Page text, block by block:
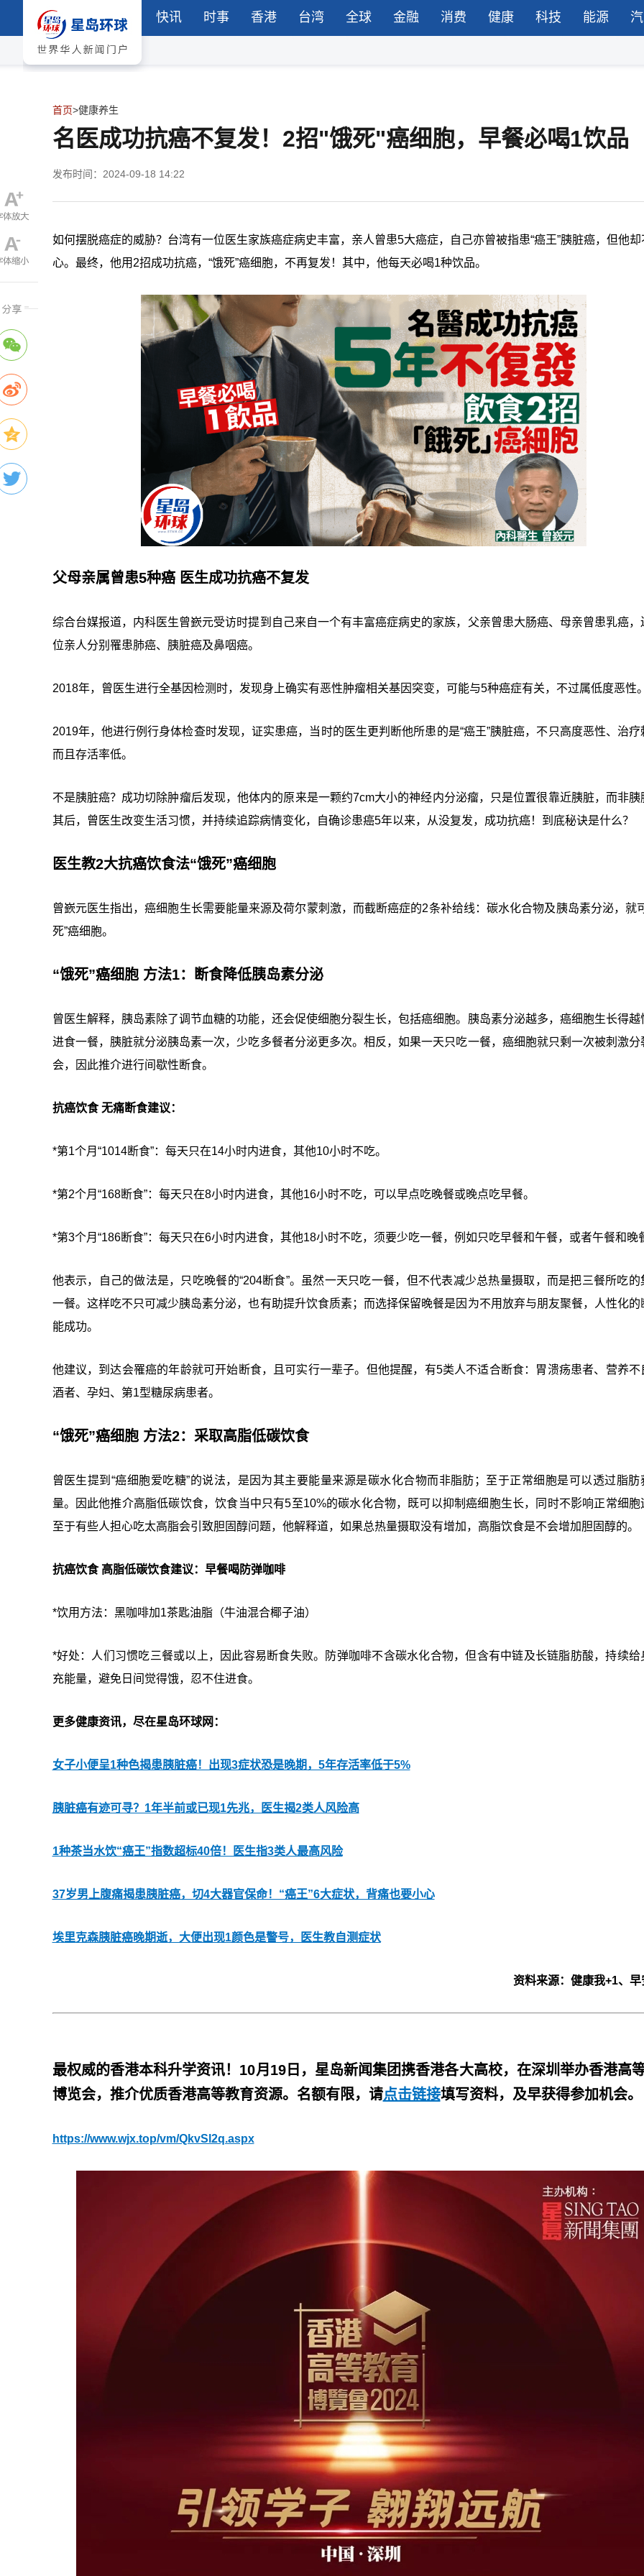
快讯 时事 香港 台湾 全球 金融 消费 健康 科技 能源
首页>健康养生
名医成功抗癌不复发！2招"饿死"癌细胞，早餐必喝1饮品
发布时间：2024-09-18 14:22
如何摆脱癌症的威胁？台湾有一位医生家族癌症病史丰富，亲人曾患5大癌症，自己亦曾被指患“癌王”胰脏癌，但他却
心。最终，他用2招成功抗癌，“饿死”癌细胞，不再复发！其中，他每天必喝1种饮品。
父母亲属曾患5种癌 医生成功抗癌不复发
综合台媒报道，内科医生曾嶔元受访时提到自己来自一个有丰富癌症病史的家族，父亲曾患大肠癌、母亲曾患乳癌，
位亲人分别罹患肺癌、胰脏癌及鼻咽癌。
2018年，曾医生进行全基因检测时，发现身上确实有恶性肿瘤相关基因突变，可能与5种癌症有关，不过属低度恶性
2019年，他进行例行身体检查时发现，证实患癌，当时的医生更判断他所患的是“癌王”胰脏癌，不只高度恶性、治疗
而且存活率低。
不是胰脏癌？成功切除肿瘤后发现，他体内的原来是一颗约7cm大小的神经内分泌瘤，只是位置很靠近胰脏，而非胰
其后，曾医生改变生活习惯，并持续追踪病情变化，自确诊患癌5年以来，从没复发，成功抗癌！到底秘诀是什么？
医生教2大抗癌饮食法“饿死”癌细胞
曾嶔元医生指出，癌细胞生长需要能量来源及荷尔蒙刺激，而截断癌症的2条补给线：碳水化合物及胰岛素分泌，就
死”癌细胞。
“饿死”癌细胞 方法1：断食降低胰岛素分泌
曾医生解释，胰岛素除了调节血糖的功能，还会促使细胞分裂生长，包括癌细胞。胰岛素分泌越多，癌细胞生长得越
进食一餐，胰脏就分泌胰岛素一次，少吃多餐者分泌更多次。相反，如果一天只吃一餐，癌细胞就只剩一次被刺激分
会，因此推介进行间歇性断食。
抗癌饮食 无痛断食建议：
*第1个月“1014断食”：每天只在14小时内进食，其他10小时不吃。
*第2个月“168断食”：每天只在8小时内进食，其他16小时不吃，可以早点吃晚餐或晚点吃早餐。
*第3个月“186断食”：每天只在6小时内进食，其他18小时不吃，须要少吃一餐，例如只吃早餐和午餐，或者午餐和晚
他表示，自己的做法是，只吃晚餐的“204断食”。虽然一天只吃一餐，但不代表减少总热量摄取，而是把三餐所吃的
一餐。这样吃不只可减少胰岛素分泌，也有助提升饮食质素；而选择保留晚餐是因为不用放弃与朋友聚餐，人性化的
能成功。
他建议，到达会罹癌的年龄就可开始断食，且可实行一辈子。但他提醒，有5类人不适合断食：胃溃疡患者、营养不
酒者、孕妇、第1型糖尿病患者。
“饿死”癌细胞 方法2：采取高脂低碳饮食
曾医生提到“癌细胞爱吃糖”的说法，是因为其主要能量来源是碳水化合物而非脂肪；至于正常细胞是可以透过脂肪
量。因此他推介高脂低碳饮食，饮食当中只有5至10%的碳水化合物，既可以抑制癌细胞生长，同时不影响正常细胞
至于有些人担心吃太高脂会引致胆固醇问题，他解释道，如果总热量摄取没有增加，高脂饮食是不会增加胆固醇的。
抗癌饮食 高脂低碳饮食建议：早餐喝防弹咖啡
*饮用方法：黑咖啡加1茶匙油脂（牛油混合椰子油）
*好处：人们习惯吃三餐或以上，因此容易断食失败。防弹咖啡不含碳水化合物，但含有中链及长链脂肪酸，持续给
充能量，避免日间觉得饿，忍不住进食。
更多健康资讯，尽在星岛环球网：
女子小便呈1种色揭患胰脏癌！出现3症状恐是晚期，5年存活率低于5%
胰脏癌有迹可寻？1年半前或已现1先兆，医生揭2类人风险高
1种茶当水饮“癌王”指数超标40倍！医生指3类人最高风险
37岁男上腹痛揭患胰脏癌，切4大器官保命！“癌王”6大症状，背痛也要小心
埃里克森胰脏癌晚期逝，大便出现1颜色是警号，医生教自测症状
资料来源：健康我+1、早
最权威的香港本科升学资讯！10月19日，星岛新闻集团携香港各大高校，在深圳举办香港高
博览会，推介优质香港高等教育资源。名额有限，请点击链接填写资料，及早获得参加机会。
https://www.wjx.top/vm/QkvSl2q.aspx